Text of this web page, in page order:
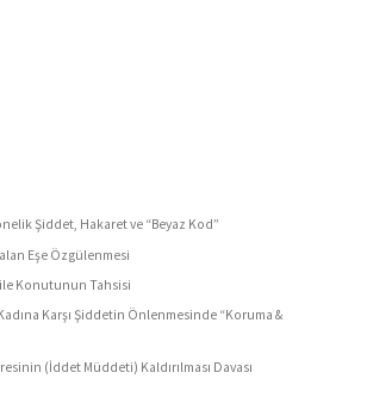
Şiddet, Hakaret ve “Beyaz Kod”
Eşe Özgülenmesi
Konutunun Tahsisi
Karşı Şiddetin Önlenmesinde “Koruma &
(İddet Müddeti) Kaldırılması Davası